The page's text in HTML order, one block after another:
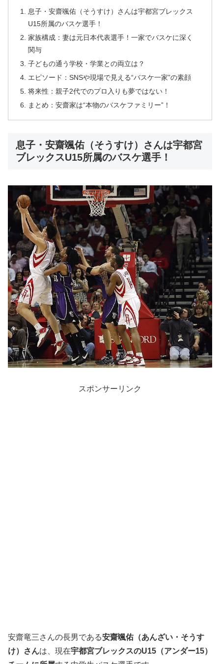
息子・安齋颯佑（そうすけ）さんは宇都宮ブレックス
U15所属のバスケ選手！
家族構成：妻は元日本代表選手！一家でバスケに深く
関与
子どもの通う学校・学業との両立は？
エピソード：SNSや現場で見える“バスケ一家”の素顔
将来性：親子2代でのプロ入りも夢ではない！
まとめ：安齋家は“本物のバスケファミリー”！
息子・安齋颯佑（そうすけ）さんは宇都宮
ブレックスU15所属のバスケ選手！
スポンサーリンク
安齋竜三さんの長男である安齋颯佑（あんざい・そうす
け）さんは、現在宇都宮ブレックスのU15（アンダー15）